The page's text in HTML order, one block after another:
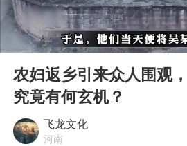
浙江台州《
周末打虎 宋
郑丽文：台
Play
00:00
农妇返乡引来众人围观
究竟有何玄机？
飞龙文化
河南